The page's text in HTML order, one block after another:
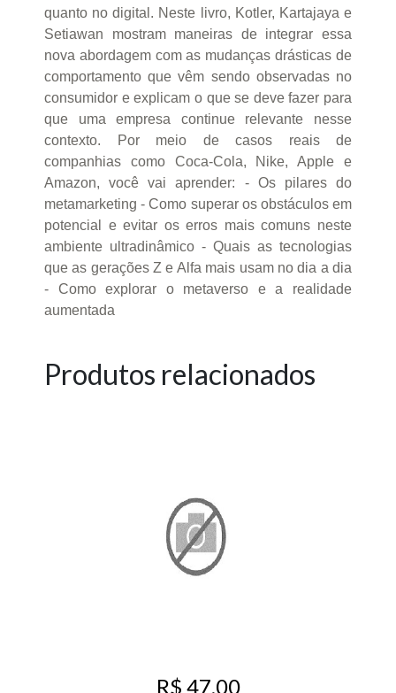
quanto no digital. Neste livro, Kotler, Kartajaya e
Setiawan mostram maneiras de integrar essa
nova abordagem com as mudanças drásticas de
comportamento que vêm sendo observadas no
consumidor e explicam o que se deve fazer para
que uma empresa continue relevante nesse
contexto. Por meio de casos reais de
companhias como Coca-Cola, Nike, Apple e
Amazon, você vai aprender: - Os pilares do
metamarketing - Como superar os obstáculos em
potencial e evitar os erros mais comuns neste
ambiente ultradinâmico - Quais as tecnologias
que as gerações Z e Alfa mais usam no dia a dia
- Como explorar o metaverso e a realidade
aumentada
Produtos relacionados
R$ 47,00